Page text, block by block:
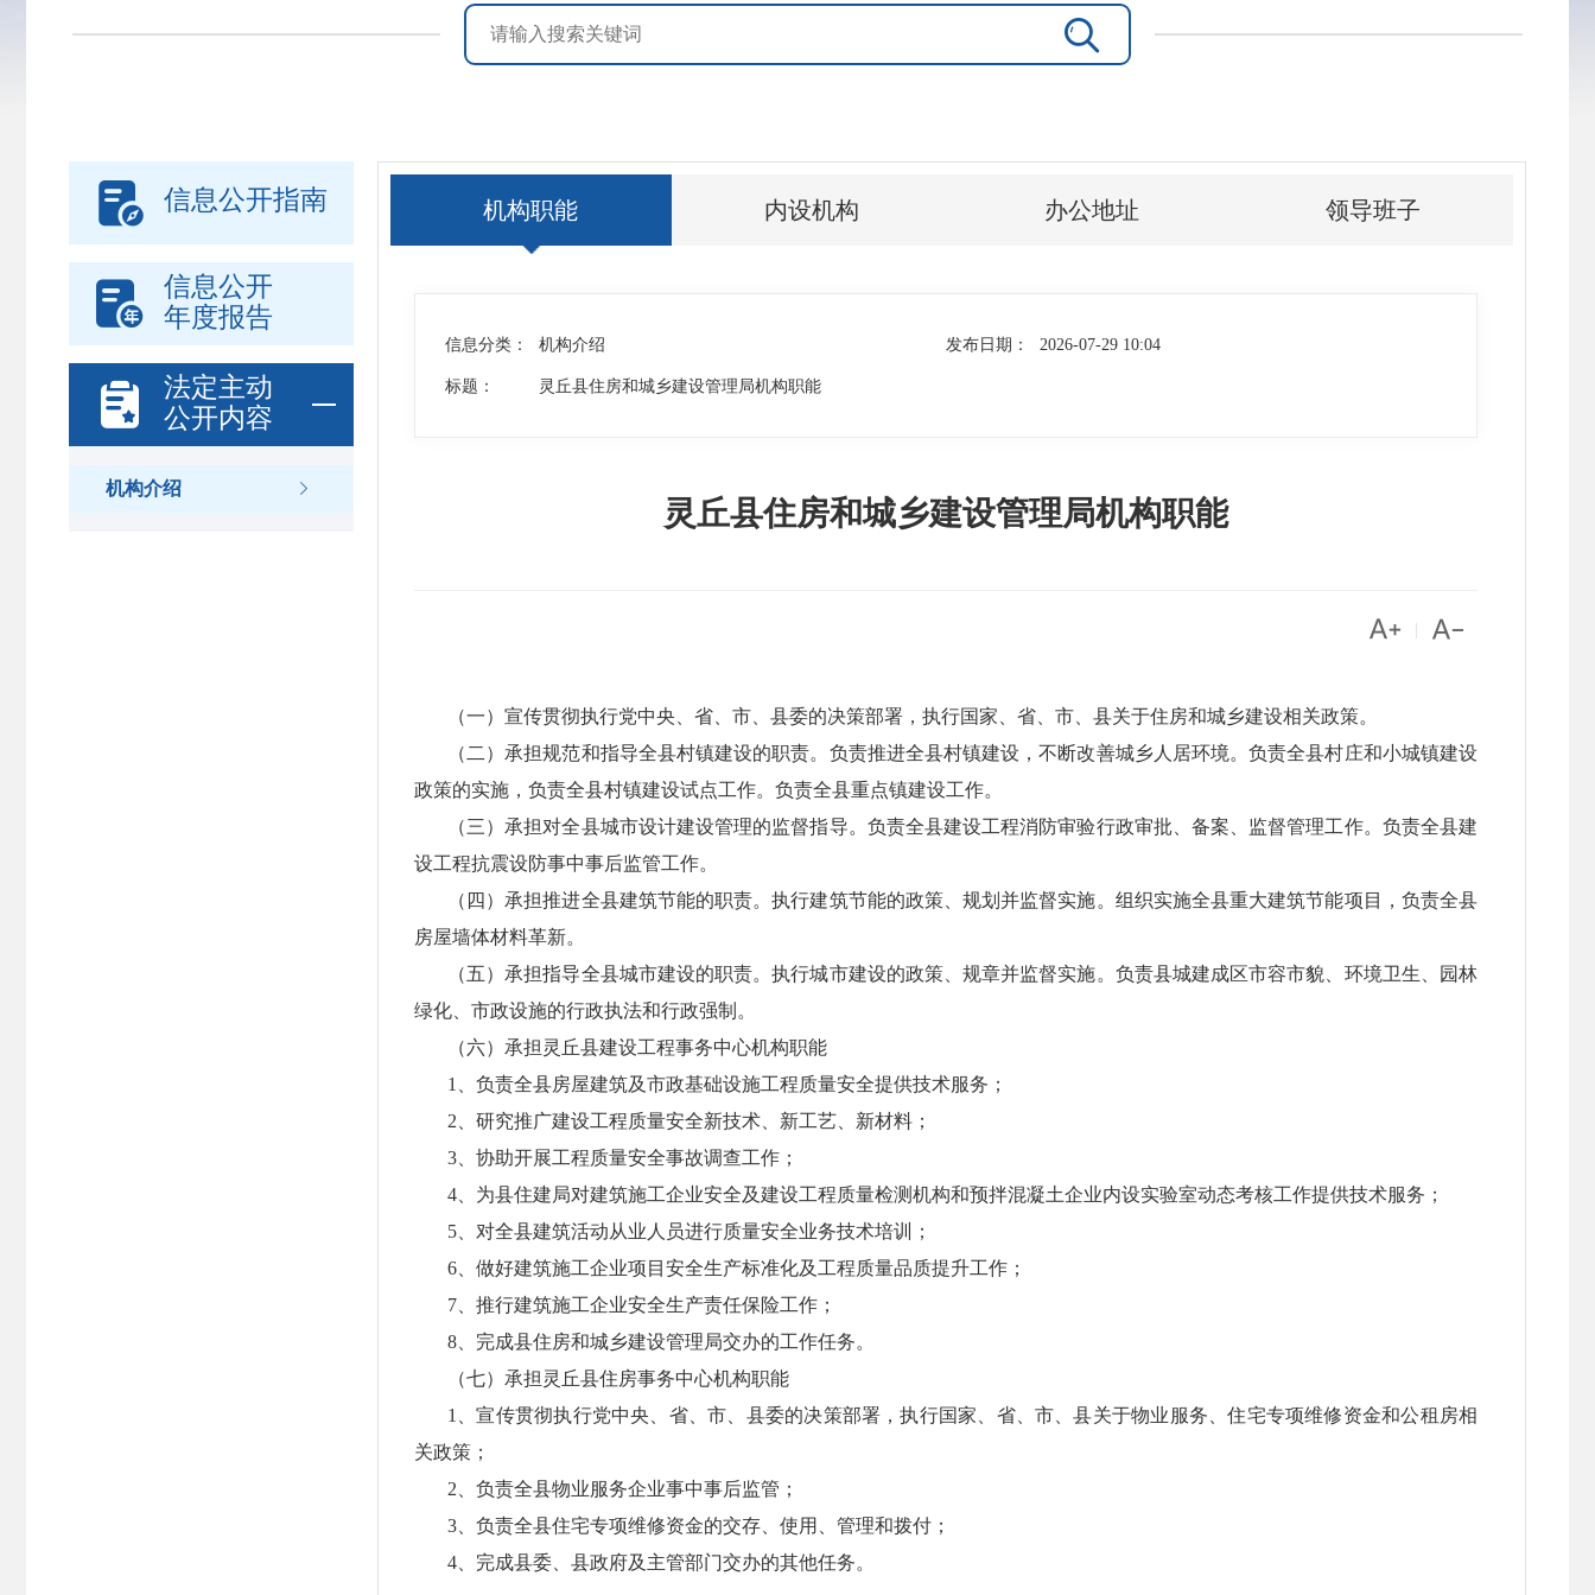

 信息公开指南

信息公开
年度报告

法定主动
公开内容

机构介绍
机构职能 内设机构 办公地址 领导班子
信息分类： 机构介绍 发布日期： 2026-07-29 10:04
标题： 灵丘县住房和城乡建设管理局机构职能
灵丘县住房和城乡建设管理局机构职能
 
（一）宣传贯彻执行党中央、省、市、县委的决策部署，执行国家、省、市、县关于住房和城乡建设相关政策。
（二）承担规范和指导全县村镇建设的职责。负责推进全县村镇建设，不断改善城乡人居环境。负责全县村庄和小城镇建设
政策的实施，负责全县村镇建设试点工作。负责全县重点镇建设工作。
（三）承担对全县城市设计建设管理的监督指导。负责全县建设工程消防审验行政审批、备案、监督管理工作。负责全县建
设工程抗震设防事中事后监管工作。
（四）承担推进全县建筑节能的职责。执行建筑节能的政策、规划并监督实施。组织实施全县重大建筑节能项目，负责全县
房屋墙体材料革新。
（五）承担指导全县城市建设的职责。执行城市建设的政策、规章并监督实施。负责县城建成区市容市貌、环境卫生、园林
绿化、市政设施的行政执法和行政强制。
（六）承担灵丘县建设工程事务中心机构职能
1、负责全县房屋建筑及市政基础设施工程质量安全提供技术服务；
2、研究推广建设工程质量安全新技术、新工艺、新材料；
3、协助开展工程质量安全事故调查工作；
4、为县住建局对建筑施工企业安全及建设工程质量检测机构和预拌混凝土企业内设实验室动态考核工作提供技术服务；
5、对全县建筑活动从业人员进行质量安全业务技术培训；
6、做好建筑施工企业项目安全生产标准化及工程质量品质提升工作；
7、推行建筑施工企业安全生产责任保险工作；
8、完成县住房和城乡建设管理局交办的工作任务。
（七）承担灵丘县住房事务中心机构职能
1、宣传贯彻执行党中央、省、市、县委的决策部署，执行国家、省、市、县关于物业服务、住宅专项维修资金和公租房相
关政策；
2、负责全县物业服务企业事中事后监管；
3、负责全县住宅专项维修资金的交存、使用、管理和拨付；
4、完成县委、县政府及主管部门交办的其他任务。